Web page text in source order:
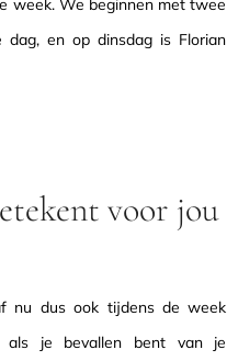
week. We beginnen met twee
dag, en op dinsdag is Florian
voor jou
nu dus ook tijdens de week
als je bevallen bent van je